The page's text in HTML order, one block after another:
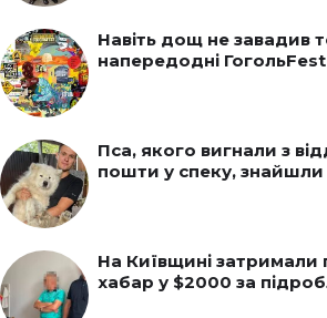
Навіть дощ не завадив
напередодні ГогольFest
Пса, якого вигнали з
пошти у спеку, знайшли
На Київщині затримали
хабар у $2000 за